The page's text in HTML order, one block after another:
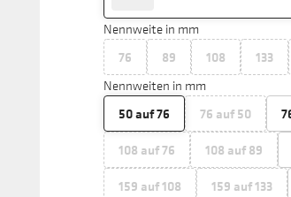
Nennweite in mm
76 89 108 133
Nennweiten in mm
50 auf 76 76 auf 50
108 auf 76
108 auf 89
159 auf 108
159 auf 133